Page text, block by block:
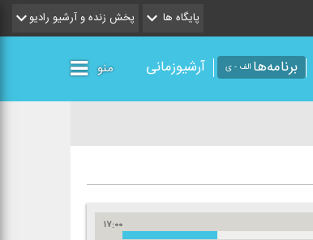
پایگاه ها پخش زنده و آرشیو رادیو
برنامه‌ها الف - ی آرشیوزمانی منو
۱۷:۰۰